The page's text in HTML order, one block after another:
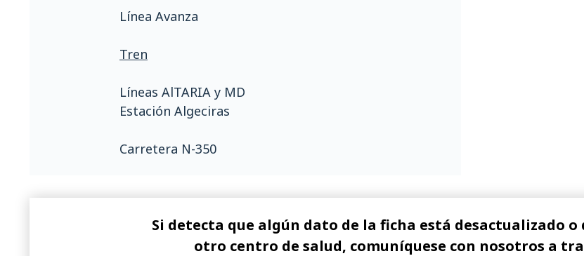
Línea Avanza
Tren
Líneas AlTARIA y MD
Estación Algeciras
Carretera N-350
Si detecta que algún dato de la ficha está desactualizado
otro centro de salud, comuníquese con nosotros a